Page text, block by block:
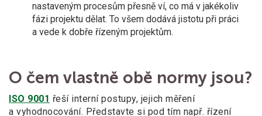
nastaveným procesům přesně ví, co má v jakékoliv
fázi projektu dělat. To všem dodává jistotu při práci
a vede k dobře řízeným projektům.
O čem vlastně obě normy jsou?
ISO 9001 řeší interní postupy, jejich měření
a vyhodnocování. Představte si pod tím např. řízení